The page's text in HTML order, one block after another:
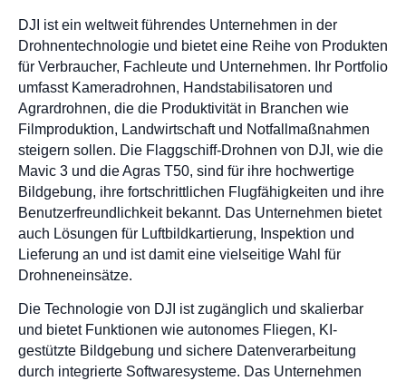
DJI ist ein weltweit führendes Unternehmen in der
Drohnentechnologie und bietet eine Reihe von Produkten
für Verbraucher, Fachleute und Unternehmen. Ihr Portfolio
umfasst Kameradrohnen, Handstabilisatoren und
Agrardrohnen, die die Produktivität in Branchen wie
Filmproduktion, Landwirtschaft und Notfallmaßnahmen
steigern sollen. Die Flaggschiff-Drohnen von DJI, wie die
Mavic 3 und die Agras T50, sind für ihre hochwertige
Bildgebung, ihre fortschrittlichen Flugfähigkeiten und ihre
Benutzerfreundlichkeit bekannt. Das Unternehmen bietet
auch Lösungen für Luftbildkartierung, Inspektion und
Lieferung an und ist damit eine vielseitige Wahl für
Drohneneinsätze.
Die Technologie von DJI ist zugänglich und skalierbar
und bietet Funktionen wie autonomes Fliegen, KI-
gestützte Bildgebung und sichere Datenverarbeitung
durch integrierte Softwaresysteme. Das Unternehmen